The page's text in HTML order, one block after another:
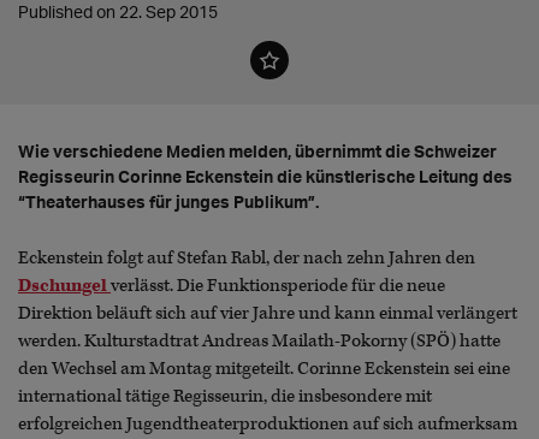
Published on 22. Sep 2015
Wie verschiedene Medien melden, übernimmt die Schweizer
Regisseurin Corinne Eckenstein die künstlerische Leitung des
“Theaterhauses für junges Publikum”.
Eckenstein folgt auf Stefan Rabl, der nach zehn Jahren den
Dschungelverlässt. Die Funktionsperiode für die neue
Direktion beläuft sich auf vier Jahre und kann einmal verlängert
werden. Kulturstadtrat Andreas Mailath-Pokorny (SPÖ) hatte
den Wechsel am Montag mitgeteilt. Corinne Eckenstein sei eine
international tätige Regisseurin, die insbesondere mit
erfolgreichen Jugendtheaterproduktionen auf sich aufmerksam